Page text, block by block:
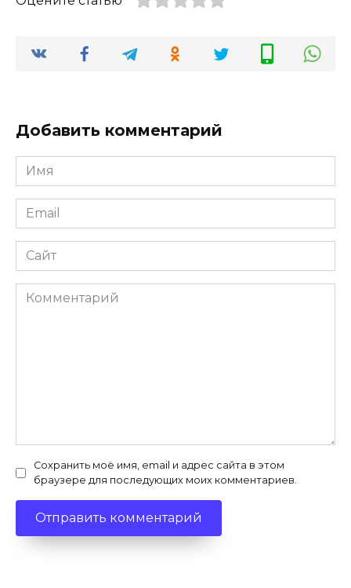
Добавить комментарий
Имя
*
Email
*
Сайт
Комментарий
Сохранить моё имя, email и адрес сайта в этом
браузере для последующих моих комментариев.